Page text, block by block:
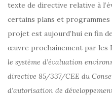
texte de directive relative à
certains plans et programmes
projet est aujourd’hui en fin
œuvre prochainement par les
le système d’évaluation
directive 85/337/CEE du
d’autorisation de